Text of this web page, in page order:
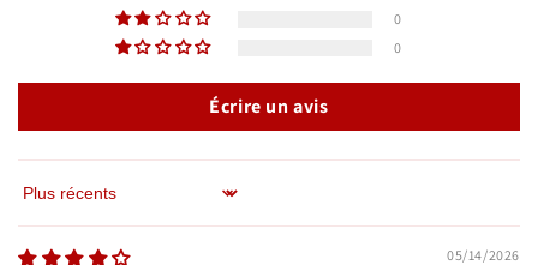
0
0
Écrire un avis
Sort by
05/14/2026